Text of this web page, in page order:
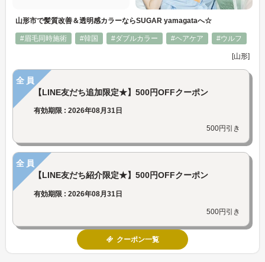
山形市で髪質改善＆透明感カラーならSUGAR yamagataへ☆
#眉毛同時施術 #韓国 #ダブルカラー #ヘアケア #ウルフ
[山形]
全員
【LINE友だち追加限定★】500円OFFクーポン
有効期限 : 2026年08月31日
500円引き
全員
【LINE友だち紹介限定★】500円OFFクーポン
有効期限 : 2026年08月31日
500円引き
クーポン一覧